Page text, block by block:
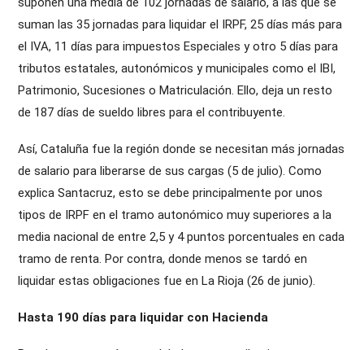
suman las 35 jornadas para liquidar el IRPF, 25 días más para
el IVA, 11 días para impuestos Especiales y otro 5 días para
tributos estatales, autonómicos y municipales como el IBI,
Patrimonio, Sucesiones o Matriculación. Ello, deja un resto
de 187 días de sueldo libres para el contribuyente.
Así, Cataluña fue la región donde se necesitan más jornadas
de salario para liberarse de sus cargas (5 de julio). Como
explica Santacruz, esto se debe principalmente por unos
tipos de IRPF en el tramo autonómico muy superiores a la
media nacional de entre 2,5 y 4 puntos porcentuales en cada
tramo de renta. Por contra, donde menos se tardó en
liquidar estas obligaciones fue en La Rioja (26 de junio).
Hasta 190 días para liquidar con Hacienda